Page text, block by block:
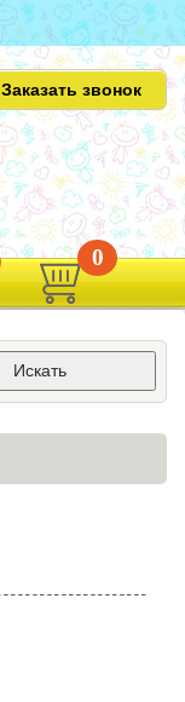
Заказать звонок
0
Искать